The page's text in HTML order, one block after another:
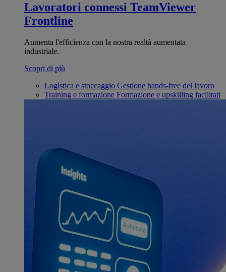
Lavoratori connessi TeamViewer
Frontline
Aumenta l'efficienza con la nostra realtà aumentata
industriale.
Scopri di più
Logistica e stoccaggio Gestione hands-free del lavoro
Training e formazione Formazione e upskilling facilitati